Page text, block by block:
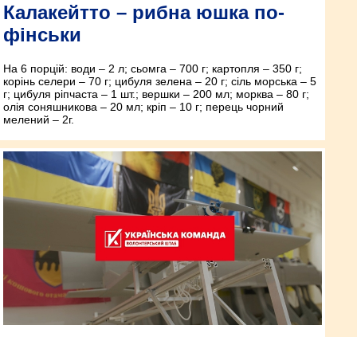
Калакейтто – рибна юшка по-
фінськи
На 6 порцій: води – 2 л; сьомга – 700 г; картопля – 350 г;
корінь селери – 70 г; цибуля зелена – 20 г; сіль морська – 5
г; цибуля ріпчаста – 1 шт.; вершки – 200 мл; морква – 80 г;
олія соняшникова – 20 мл; кріп – 10 г; перець чорний
мелений – 2г.